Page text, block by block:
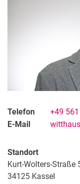
Telefon
+49
E-Mail
Standort
Kurt-Wolters-Straße
34125 Kassel